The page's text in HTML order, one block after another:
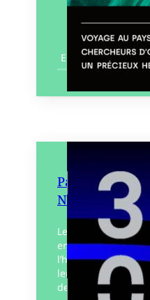
En savoir plus
Paquebots et
Nazaire
Les chantiers
emblème de
l’honneur dans ce
leur histoire, leurs
des paquebots et